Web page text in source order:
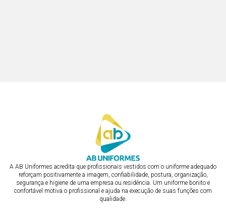
A AB Uniformes acredita que profissionais vestidos com o uniforme adequado
reforçam positivamente a imagem, confiabilidade, postura, organização,
segurança e higiene de uma empresa ou residência. Um uniforme bonito e
confortável motiva o profissional e ajuda na execução de suas funções com
qualidade.